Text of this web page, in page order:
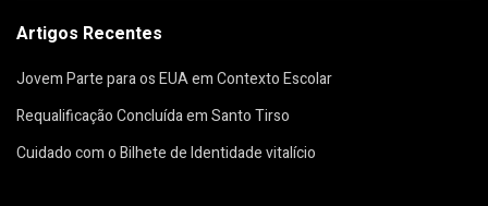
Artigos Recentes
Jovem Parte para os EUA em Contexto Escolar
Requalificação Concluída em Santo Tirso
Cuidado com o Bilhete de Identidade vitalício